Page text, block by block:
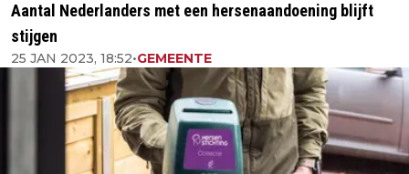
Aantal Nederlanders met een hersenaandoening blijft
stijgen
25 JAN 2023, 18:52•GEMEENTE